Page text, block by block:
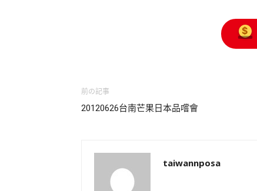
前の記事
20120626台南芒果日本品嚐會
taiwannposa